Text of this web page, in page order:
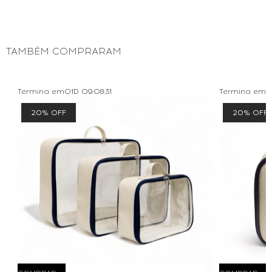
TAMBÉM COMPRARAM
20% OFF
Termina em01D 09:08:31
20% OFF
Termina em